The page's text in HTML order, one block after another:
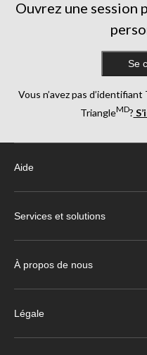
Ouvrez une session
Se
Vous n’avez pas
TriangleMD?
Aide
Services et solutions
À propos de nous
Légale